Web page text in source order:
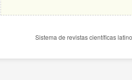
Sistema de revistas científicas